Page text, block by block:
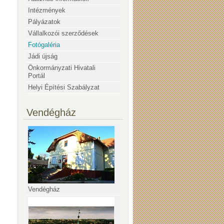
Intézmények
Pályázatok
Vállalkozói szerződések
Fotógaléria
Jádi újság
Önkormányzati Hivatali
Portál
Helyi Építési Szabályzat
Vendégház
Vendégház